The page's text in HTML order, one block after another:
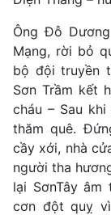
Ông Đỗ
Mạng, rời bỏ
bộ đội truyền
Sơn Trầm kết
cháu – Sau
thăm quê.
cầy xới, nhà
người tha
lại SơnTây
cơn đột quỵ